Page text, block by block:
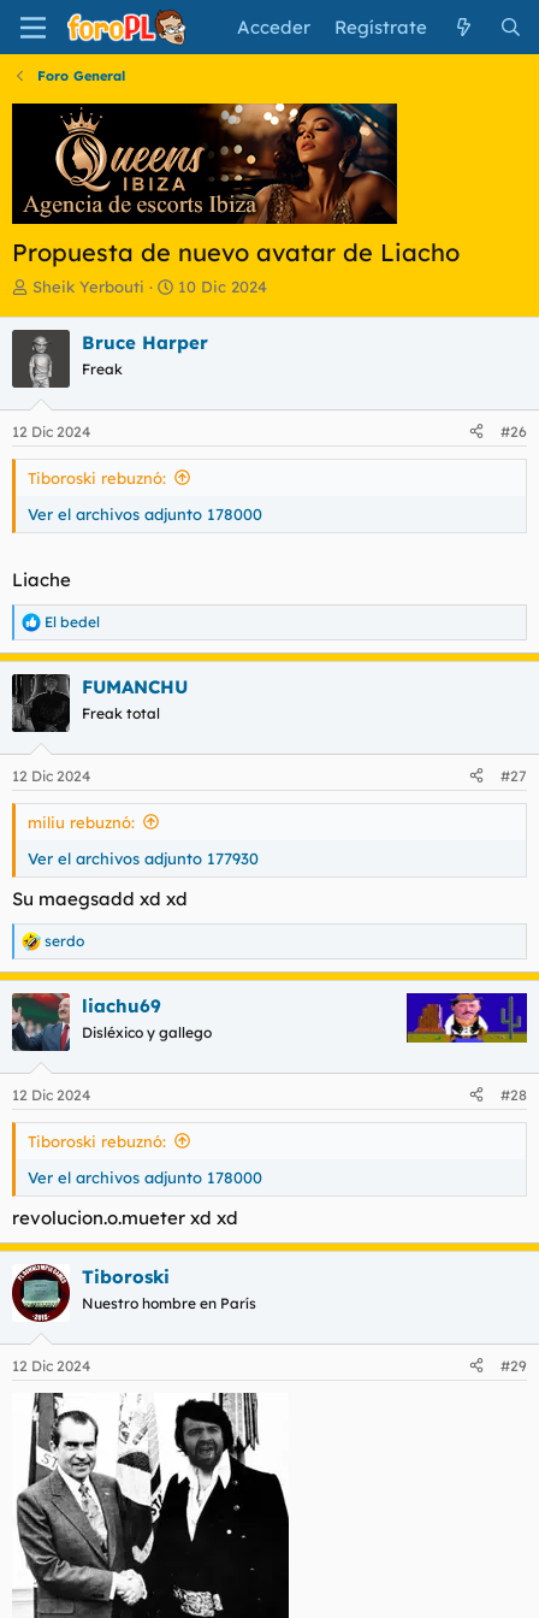
Acceder Regístrate
Foro General
Propuesta de nuevo avatar de Liacho
I
i
c
i
a
d
o
r
d
l
m
a
Sheik Yerbouti
F
h
e
n
i
i
10 Dic 2024
Bruce Harper
Freak
12 Dic 2024 #26
Tiboroski rebuznó:
Ver el archivos adjunto 178000
Liache
R
e
a
c
c
i
e
s
El bedel
FUMANCHU
Freak total
12 Dic 2024 #27
miliu rebuznó:
Ver el archivos adjunto 177930
Su maegsadd xd xd
R
e
a
c
c
e
s
serdo
liachu69
Disléxico y gallego
12 Dic 2024 #28
Tiboroski rebuznó:
Ver el archivos adjunto 178000
revolucion.o.mueter xd xd
Tiboroski
Nuestro hombre en París
12 Dic 2024 #29